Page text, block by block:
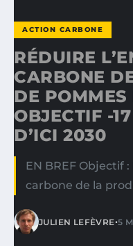
ACTION CARBONE
RÉDUIRE
CARBONE
DE POMMES
OBJECTIF -
D’ICI 2030
EN BREF Objectif
carbone de la
JULIEN LEFÈVRE•5